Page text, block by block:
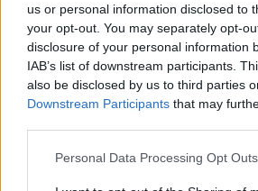
us or personal information disclosed to
your opt-out. You may separately opt-
disclosure of your personal information
IAB’s list of downstream participants.
also be disclosed by us to third parties
Downstream Participants that may
Please note that this website/app uses
Personal Data Processing Opt Outs